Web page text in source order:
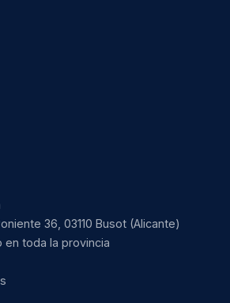
36 03110 Busot (Alicante)
en toda la provincia